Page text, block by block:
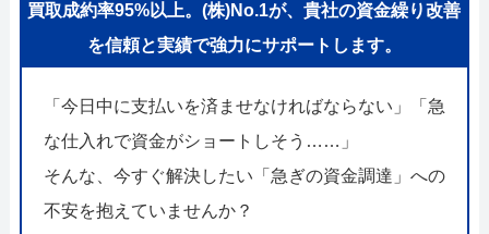
お電話で
お問合せ
スピード
査定依頼
052-414-4107
おすすめ記事
買取成約率95%以上。(株)No.1が、貴社の資金繰り改善
を信頼と実績で強力にサポートします。
「今日中に支払いを済ませなければならない」「急
な仕入れで資金がショートしそう……」
そんな、今すぐ解決したい「急ぎの資金調達」への
不安を抱えていませんか？